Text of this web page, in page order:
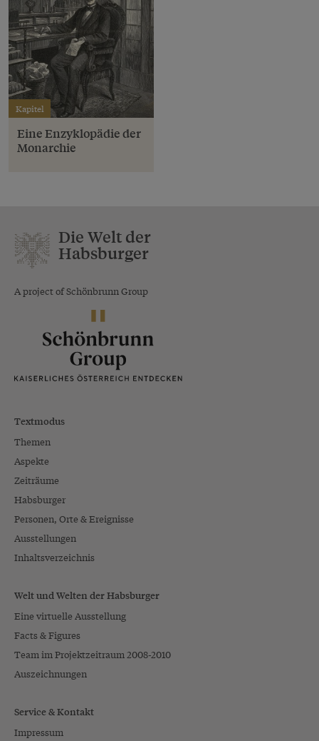
Kapitel
Eine Enzyklopädie der
Monarchie
Die Welt der
Habsburger
A project of Schönbrunn Group
Textmodus
Themen
Aspekte
Zeiträume
Habsburger
Personen, Orte & Ereignisse
Ausstellungen
Inhaltsverzeichnis
Welt und Welten der Habsburger
Eine virtuelle Ausstellung
Facts & Figures
Team im Projektzeitraum 2008-2010
Auszeichnungen
Service & Kontakt
Impressum